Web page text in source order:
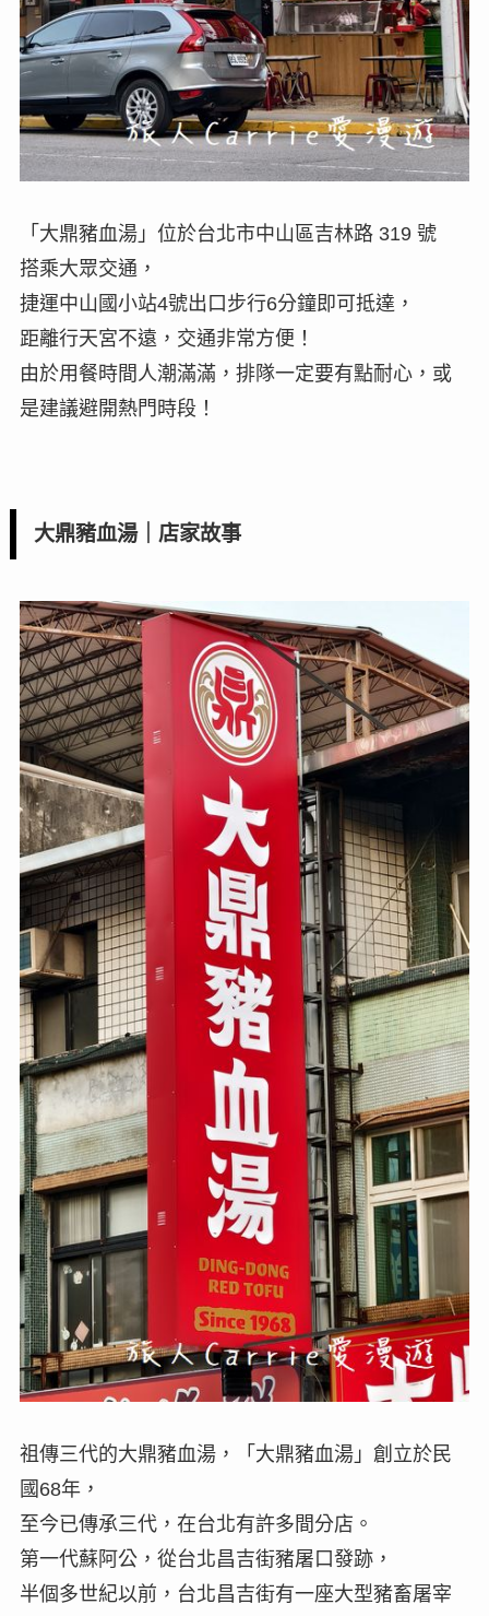
「大鼎豬血湯」位於台北市中山區吉林路 319 號
搭乘大眾交通，
捷運中山國小站4號出口步行6分鐘即可抵達，
距離行天宮不遠，交通非常方便！
由於用餐時間人潮滿滿，排隊一定要有點耐心，或
是建議避開熱門時段！
大鼎豬血湯｜店家故事
祖傳三代的大鼎豬血湯，「大鼎豬血湯」創立於民
國68年，
至今已傳承三代，在台北有許多間分店。
第一代蘇阿公，從台北昌吉街豬屠口發跡，
半個多世紀以前，台北昌吉街有一座大型豬畜屠宰